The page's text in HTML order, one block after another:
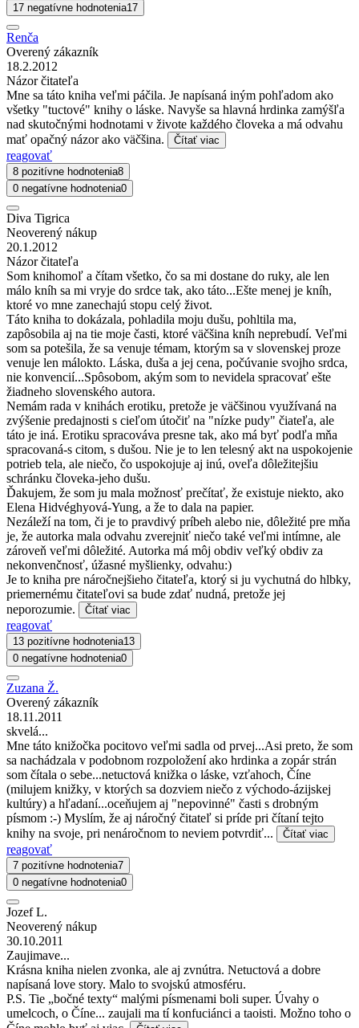
17 negatívne hodnotenia17
Renča
Overený zákazník
18.2.2012
Názor čitateľa
Mne sa táto kniha veľmi páčila. Je napísaná iným pohľadom ako
všetky "tuctové" knihy o láske. Navyše sa hlavná hrdinka zamýšľa
nad skutočnými hodnotami v živote každého človeka a má odvahu
mať opačný názor ako väčšina.
Čítať viac
reagovať
8 pozitívne hodnotenia8
0 negatívne hodnotenia0
Diva Tigrica
Neoverený nákup
20.1.2012
Názor čitateľa
Som knihomoľ a čítam všetko, čo sa mi dostane do ruky, ale len
málo kníh sa mi vryje do srdce tak, ako táto...Ešte menej je kníh,
ktoré vo mne zanechajú stopu celý život.
Táto kniha to dokázala, pohladila moju dušu, pohltila ma,
zapôsobila aj na tie moje časti, ktoré väčšina kníh neprebudí. Veľmi
som sa potešila, že sa venuje témam, ktorým sa v slovenskej proze
venuje len málokto. Láska, duša a jej cena, počúvanie svojho srdca,
nie konvencií...Spôsobom, akým som to nevidela spracovať ešte
žiadneho slovenského autora.
Nemám rada v knihách erotiku, pretože je väčšinou využívaná na
zvýšenie predajnosti s cieľom útočiť na "nízke pudy" čiateľa, ale
táto je iná. Erotiku spracováva presne tak, ako má byť podľa mňa
spracovaná-s citom, s dušou. Nie je to len telesný akt na uspokojenie
potrieb tela, ale niečo, čo uspokojuje aj inú, oveľa dôležitejšiu
schránku človeka-jeho dušu.
Ďakujem, že som ju mala možnosť prečítať, že existuje niekto, ako
Elena Hidvéghyová-Yung, a že to dala na papier.
Nezáleží na tom, či je to pravdivý príbeh alebo nie, dôležité pre mňa
je, že autorka mala odvahu zverejniť niečo také veľmi intímne, ale
zároveň veľmi dôležité. Autorka má môj obdiv veľký obdiv za
nekonvenčnosť, úžasné myšlienky, odvahu:)
Je to kniha pre náročnejšieho čitateľa, ktorý si ju vychutná do hlbky,
priemernému čitateľovi sa bude zdať nudná, pretože jej
neporozumie.
Čítať viac
reagovať
13 pozitívne hodnotenia13
0 negatívne hodnotenia0
Zuzana Ž.
Overený zákazník
18.11.2011
skvelá...
Mne táto knižočka pocitovo veľmi sadla od prvej...Asi preto, že som
sa nachádzala v podobnom rozpoložení ako hrdinka a zopár strán
som čítala o sebe...netuctová knižka o láske, vzťahoch, Číne
(milujem knižky, v ktorých sa dozviem niečo z východo-ázijskej
kultúry) a hľadaní...oceňujem aj "nepovinné" časti s drobným
písmom :-) Myslím, že aj náročný čitateľ si príde pri čítaní tejto
knihy na svoje, pri nenáročnom to neviem potvrdiť...
Čítať viac
reagovať
7 pozitívne hodnotenia7
0 negatívne hodnotenia0
Jozef L.
Neoverený nákup
30.10.2011
Zaujimave...
Krásna kniha nielen zvonka, ale aj zvnútra. Netuctová a dobre
napísaná love story. Malo to svojskú atmosféru.
P.S. Tie „bočné texty“ malými písmenami boli super. Úvahy o
umelcoch, o Číne... zaujali ma tí konfuciánci a taoisti. Možno toho o